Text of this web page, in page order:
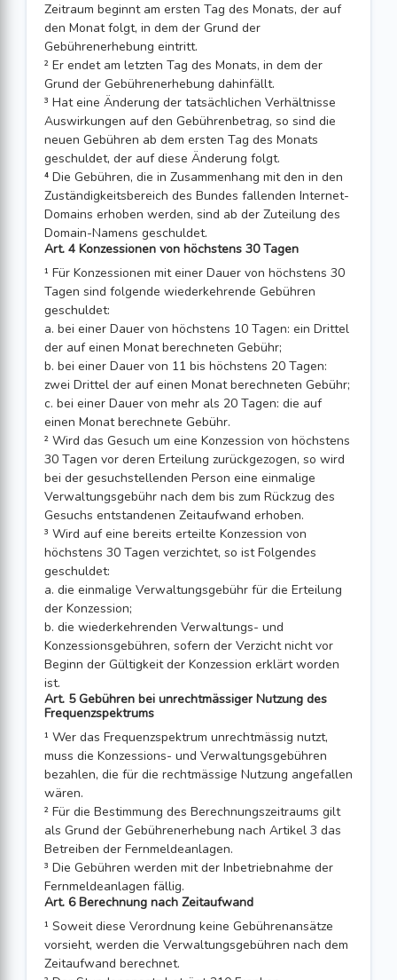
Zeitraum beginnt am ersten Tag des Monats, der auf
den Monat folgt, in dem der Grund der
Gebührenerhebung ein­tritt.
² Er endet am letzten Tag des Monats, in dem der
Grund der Gebührenerhebung dahinfällt.
³ Hat eine Änderung der tatsächlichen Verhältnisse
Auswirkungen auf den Gebührenbetrag, so sind die
neuen Gebühren ab dem ersten Tag des Monats
geschuldet, der auf diese Änderung folgt.
⁴ Die Gebühren, die in Zusammenhang mit den in den
Zuständigkeitsbereich des Bundes fallenden Internet-
Domains erhoben werden, sind ab der Zuteilung des
Domain-Namens geschuldet.
Art. 4 Konzessionen von höchstens 30 Tagen
¹ Für Konzessionen mit einer Dauer von höchstens 30
Tagen sind folgende wiederkehrende Gebühren
geschuldet:
a. bei einer Dauer von höchstens 10 Tagen: ein Drittel
der auf einen Monat berechneten Gebühr;
b. bei einer Dauer von 11 bis höchstens 20 Tagen:
zwei Drittel der auf einen Monat berechneten Gebühr;
c. bei einer Dauer von mehr als 20 Tagen: die auf
einen Monat berechnete Gebühr.
² Wird das Gesuch um eine Konzession von höchstens
30 Tagen vor deren Erteilung zurückgezogen, so wird
bei der gesuchstellenden Person eine einmalige
Verwaltungsgebühr nach dem bis zum Rückzug des
Gesuchs entstandenen Zeitaufwand erhoben.
³ Wird auf eine bereits erteilte Konzession von
höchstens 30 Tagen verzichtet, so ist Folgendes
geschuldet:
a. die einmalige Verwaltungsgebühr für die Erteilung
der Konzession;
b. die wiederkehrenden Verwaltungs- und
Konzessionsgebühren, sofern der Verzicht nicht vor
Beginn der Gültigkeit der Konzession erklärt worden
ist.
Art. 5 Gebühren bei unrechtmässiger Nutzung des
Frequenzspektrums
¹ Wer das Frequenzspektrum unrechtmässig nutzt,
muss die Konzessions- und Verwaltungsgebühren
bezahlen, die für die rechtmässige Nutzung angefallen
wären.
² Für die Bestimmung des Berechnungszeitraums gilt
als Grund der Gebührenerhebung nach Artikel 3 das
Betreiben der Fernmeldeanlagen.
³ Die Gebühren werden mit der Inbetriebnahme der
Fernmeldeanlagen fällig.
Art. 6 Berechnung nach Zeitaufwand
¹ Soweit diese Verordnung keine Gebührenansätze
vorsieht, werden die Verwaltungsgebühren nach dem
Zeitaufwand berechnet.